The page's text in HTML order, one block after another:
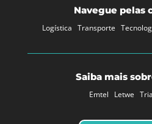
Navegue pelas
Logística Transporte
Saiba mais
Emtel Letwe